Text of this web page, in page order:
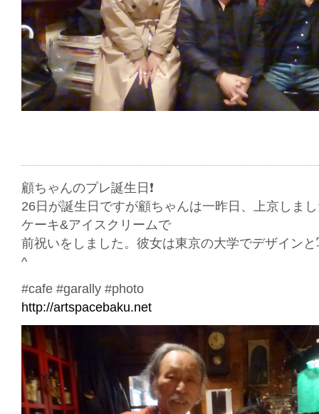
顧ちゃんのプレ誕生日❗️
26日が誕生日ですが顧ちゃんは一昨日、上京しま
ケーキ&アイスクリームで
前祝いをしました。彼女は東京の大学でデザイン
^
#cafe #garally #photo
http://artspacebaku.net